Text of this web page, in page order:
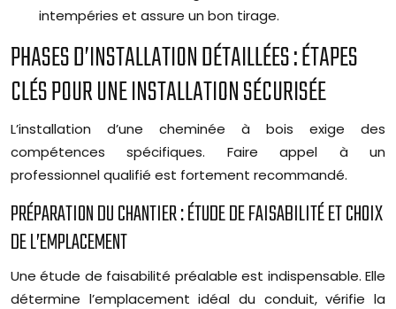
intempéries et assure un bon tirage.
PHASES D’INSTALLATION DÉTAILLÉES : ÉTAPES
CLÉS POUR UNE INSTALLATION SÉCURISÉE
L’installation d’une cheminée à bois exige des
compétences spécifiques. Faire appel à un
professionnel qualifié est fortement recommandé.
PRÉPARATION DU CHANTIER : ÉTUDE DE FAISABILITÉ ET CHOIX
DE L’EMPLACEMENT
Une étude de faisabilité préalable est indispensable. Elle
détermine l’emplacement idéal du conduit, vérifie la